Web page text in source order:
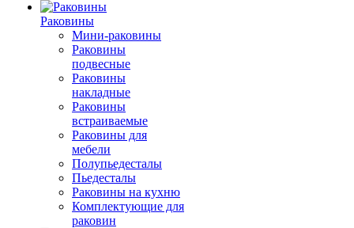
Раковины
Мини-раковины
Раковины
подвесные
Раковины
накладные
Раковины
встраиваемые
Раковины для
мебели
Полупьедесталы
Пьедесталы
Раковины на кухню
Комплектующие для
раковин